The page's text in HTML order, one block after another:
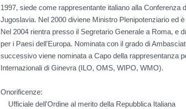
1997, siede come rappresentante italiano alla Conferenza
Jugoslavia. Nel 2000 diviene Ministro Plenipotenziario ed
Nel 2004 rientra presso il Segretario Generale a Roma, e
per i Paesi dell'Europa. Nominata con il grado di
successivo viene nominata a Capo della rappresentanza
Internazionali di Ginevra (ILO, OMS, WIPO, WMO).
Onorificenze:
Ufficiale dell'Ordine al merito della Repubblica Italiana